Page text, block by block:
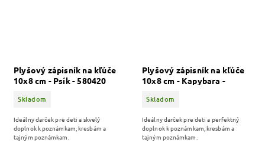
Plyšový zápisník na kľúče
10x8 cm - Psík - 580420
Skladom
Ideálny darček pre deti a skvelý
doplnok k poznámkam, kresbám a
tajným poznámkam.
Plyšový zápisník na kľúče
10x8 cm - Kapybara -
Skladom
Ideálny darček pre deti a perfektný
doplnok k poznámkam, kresbám a
tajným poznámkam.